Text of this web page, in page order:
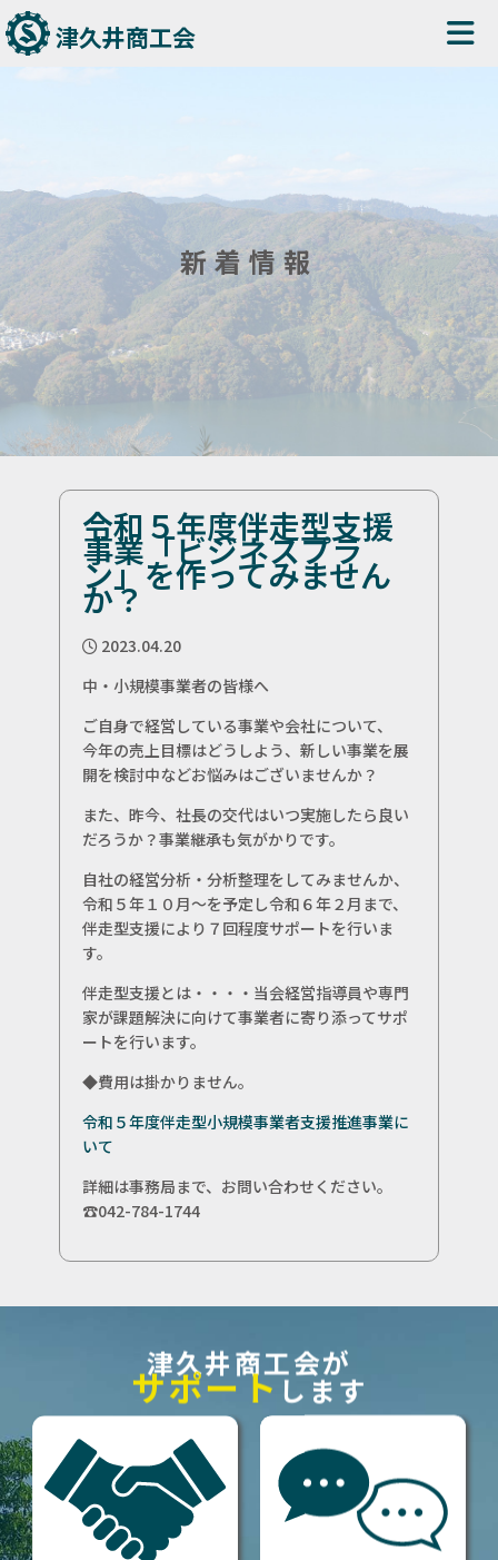
津久井商工会
新着情報
令和５年度伴走型支援
事業「ビジネスプラ
ン」を作ってみません
か？
2023.04.20
中・小規模事業者の皆様へ
ご自身で経営している事業や会社について、
今年の売上目標はどうしよう、新しい事業を展
開を検討中などお悩みはございませんか？
また、昨今、社長の交代はいつ実施したら良い
だろうか？事業継承も気がかりです。
自社の経営分析・分析整理をしてみませんか、
令和５年１０月～を予定し令和６年２月まで、
伴走型支援により７回程度サポートを行いま
す。
伴走型支援とは・・・・当会経営指導員や専門
家が課題解決に向けて事業者に寄り添ってサポ
ートを行います。
◆費用は掛かりません。
令和５年度伴走型小規模事業者支援推進事業に
いて
詳細は事務局まで、お問い合わせください。
☎042-784-1744
津久井商工会が
サポートします